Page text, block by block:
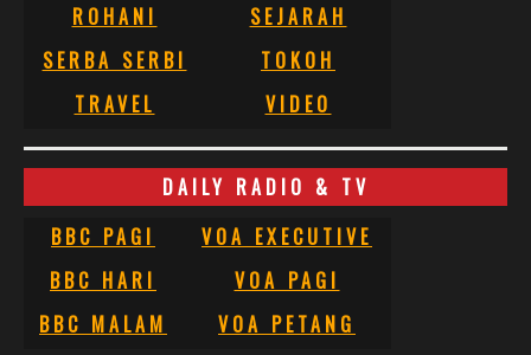
ROHANI
SEJARAH
SERBA SERBI
TOKOH
TRAVEL
VIDEO
DAILY RADIO & TV
BBC PAGI
VOA EXECUTIVE
BBC HARI
VOA PAGI
BBC MALAM
VOA PETANG